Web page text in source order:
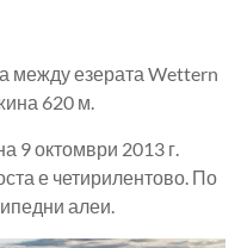
между езерата Wettern
620 м.
9 октомври 2013 г.
е четирилентово. По
алеи.